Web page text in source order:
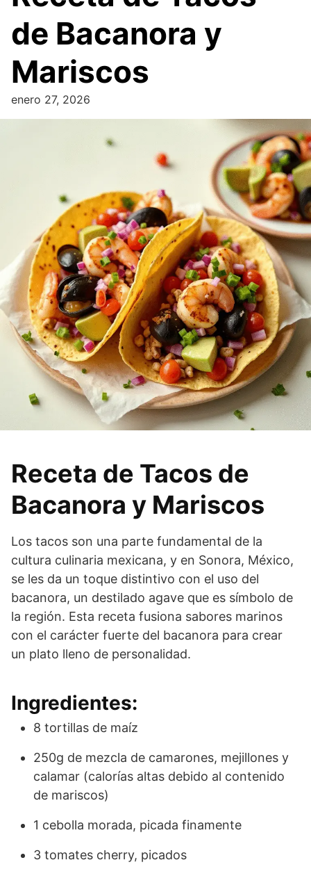
de Bacanora y
Mariscos
enero 27, 2026
Receta de Tacos de
Bacanora y Mariscos
Los tacos son una parte fundamental de la
cultura culinaria mexicana, y en Sonora, México,
se les da un toque distintivo con el uso del
bacanora, un destilado agave que es símbolo de
la región. Esta receta fusiona sabores marinos
con el carácter fuerte del bacanora para crear
un plato lleno de personalidad.
Ingredientes:
8 tortillas de maíz
250g de mezcla de camarones, mejillones y
calamar (calorías altas debido al contenido
de mariscos)
1 cebolla morada, picada finamente
3 tomates cherry, picados